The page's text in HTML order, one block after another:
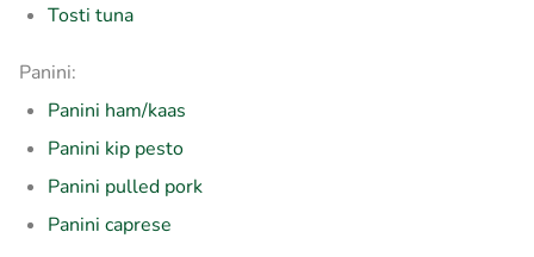
Tosti tuna
Panini:
Panini ham/kaas
Panini kip pesto
Panini pulled pork
Panini caprese